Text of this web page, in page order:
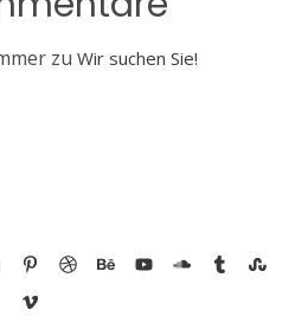
zu Wir suchen Sie!